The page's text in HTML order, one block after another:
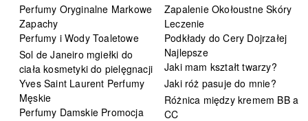
Perfumy Oryginalne Markowe
Zapachy
Perfumy i Wody Toaletowe
Sol de Janeiro mgiełki do
ciała kosmetyki do pielęgnacji
Yves Saint Laurent Perfumy
Męskie
Perfumy Damskie Promocja
Zapalenie Okołoustne Skóry
Leczenie
Podkłady do Cery Dojrzałej
Najlepsze
Jaki mam kształt twarzy?
Jaki róż pasuje do mnie?
Różnica między kremem BB a
CC